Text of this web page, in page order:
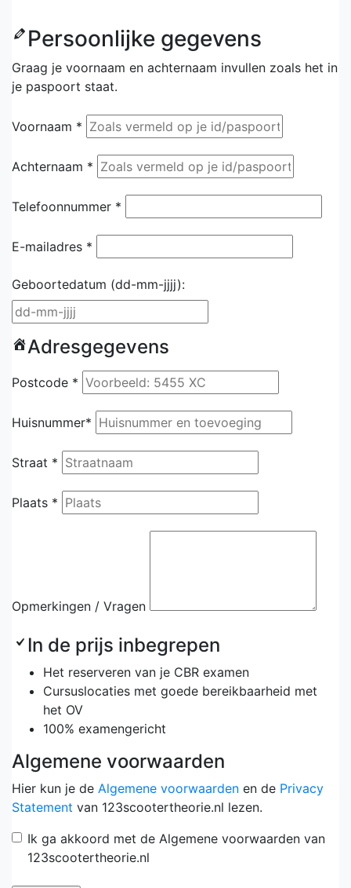
Persoonlijke gegevens
Graag je voornaam en achternaam invullen zoals het in
je paspoort staat.
Voornaam *
Achternaam *
Telefoonnummer *
E-mailadres *
Geboortedatum (dd-mm-jjjj):
Adresgegevens
Postcode *
Huisnummer*
Straat *
Plaats *
Opmerkingen / Vragen
In de prijs inbegrepen
Het reserveren van je CBR examen
Cursuslocaties met goede bereikbaarheid met
het OV
100% examengericht
Algemene voorwaarden
Hier kun je de Algemene voorwaarden en de Privacy
Statement van 123scootertheorie.nl lezen.
Ik ga akkoord met de Algemene voorwaarden van
123scootertheorie.nl